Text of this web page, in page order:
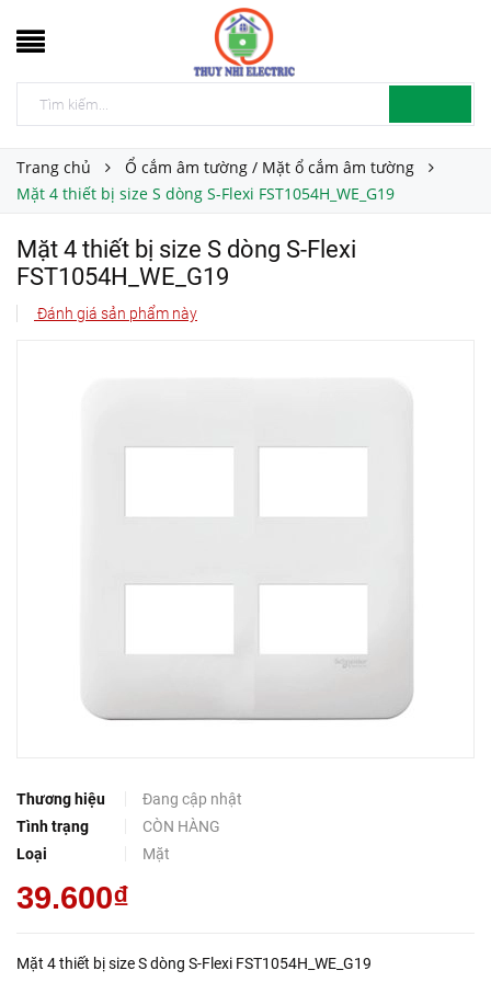
Trang chủ
Ổ cắm âm tường / Mặt ổ cắm âm tường
Mặt 4 thiết bị size S dòng S-Flexi FST1054H_WE_G19
Mặt 4 thiết bị size S dòng S-Flexi
FST1054H_WE_G19
Đánh giá sản phẩm này
Thương hiệu
Đang cập nhật
Tình trạng
CÒN HÀNG
Loại
Mặt
39.600₫
Mặt 4 thiết bị size S dòng S-Flexi FST1054H_WE_G19